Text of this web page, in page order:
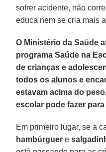
sofrer acidente, não
educa nem se cria mais
O Ministério da Saúde
programa Saúde na
de crianças e
todos os alunos e
estavam acima do
escolar pode fazer
Em primeiro lugar, se a
hambúrguer e